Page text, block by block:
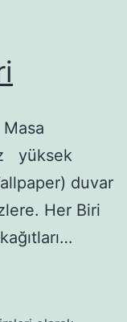
yüksek
duvar
Her Biri